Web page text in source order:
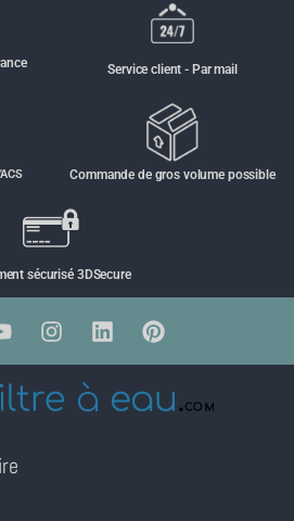
Service client - Par mail
Commande de gros volume possible
sécurisé 3DSecure